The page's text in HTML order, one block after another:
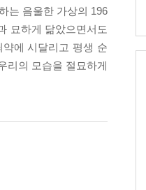
는 음울한 가상의 196
묘하게 닮았으면서도
에 시달리고 평생 순
리의 모습을 절묘하게